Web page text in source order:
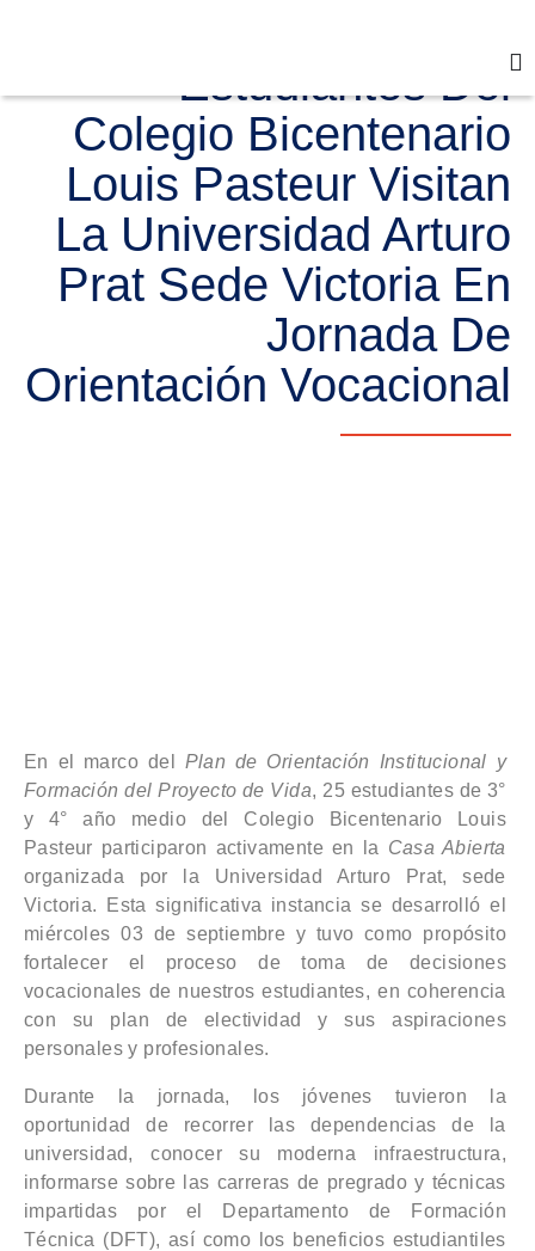
Estudiantes Del
Colegio Bicentenario
Louis Pasteur Visitan
La Universidad Arturo
Prat Sede Victoria En
Jornada De
Orientación Vocacional
En el marco del Plan de Orientación Institucional y
Formación del Proyecto de Vida, 25 estudiantes de 3°
y 4° año medio del Colegio Bicentenario Louis
Pasteur participaron activamente en la Casa Abierta
organizada por la Universidad Arturo Prat, sede
Victoria. Esta significativa instancia se desarrolló el
miércoles 03 de septiembre y tuvo como propósito
fortalecer el proceso de toma de decisiones
vocacionales de nuestros estudiantes, en coherencia
con su plan de electividad y sus aspiraciones
personales y profesionales.
Durante la jornada, los jóvenes tuvieron la
oportunidad de recorrer las dependencias de la
universidad, conocer su moderna infraestructura,
informarse sobre las carreras de pregrado y técnicas
impartidas por el Departamento de Formación
Técnica (DFT), así como los beneficios estudiantiles